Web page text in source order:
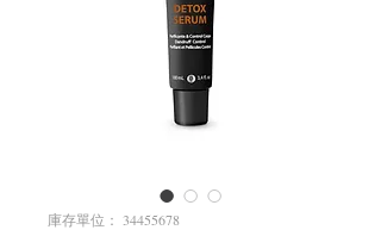
庫存單位： 34455678